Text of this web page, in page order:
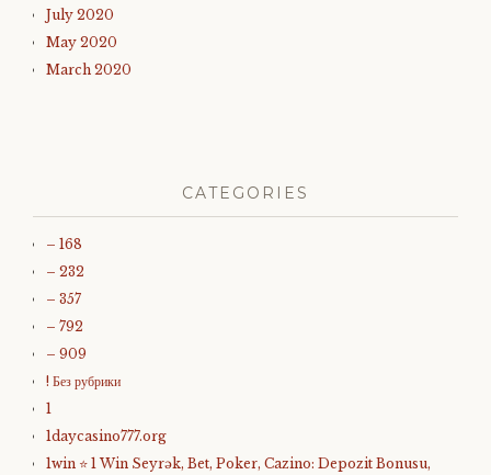
July 2020
May 2020
March 2020
CATEGORIES
– 168
– 232
– 357
– 792
– 909
! Без рубрики
1
1daycasino777.org
1win ⭐ 1 Win Seyrək, Bet, Poker, Cazino: Depozit Bonusu,